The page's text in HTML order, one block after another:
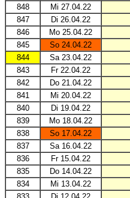
848
Mi 27.04.22
847
Di 26.04.22
846
Mo 25.04.22
845
So 24.04.22
844
Sa 23.04.22
843
Fr 22.04.22
842
Do 21.04.22
841
Mi 20.04.22
840
Di 19.04.22
839
Mo 18.04.22
838
So 17.04.22
837
Sa 16.04.22
836
Fr 15.04.22
835
Do 14.04.22
834
Mi 13.04.22